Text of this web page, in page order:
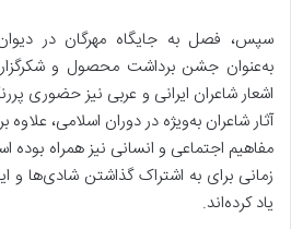
سپس، فصل به جایگاه مهرگان در دیوان
به‌عنوان جشن برداشت محصول و
اشعار شاعران ایرانی و عربی نیز حضوری
آثار شاعران به‌ویژه در دوران اسلامی، علاوه
مفاهیم اجتماعی و انسانی نیز همراه بوده
زمانی برای به اشتراک گذاشتن شادی‌ها و
یاد کرده‌اند.